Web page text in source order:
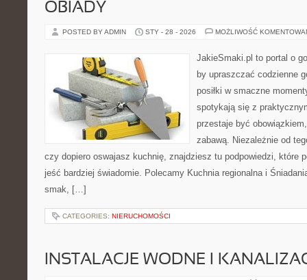
OBIADY
POSTED BY ADMIN STY - 28 - 2026 MOŻLIWOŚĆ
JakieSmaki.pl to portal o
by upraszczać codzienne
posiłki w smaczne
spotykają się z
przestaje być
zabawą. Niezależnie od
czy dopiero oswajasz kuchnię, znajdziesz tu podpowiedzi, które
jeść bardziej świadomie. Polecamy Kuchnia regionalna i
smak, […]
CATEGORIES: NIERUCHOMOŚCI
INSTALACJE WODNE I